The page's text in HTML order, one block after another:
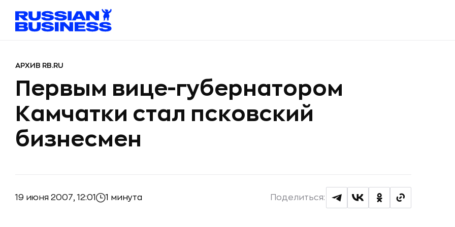
АРХИВ RB.RU
Первым вице-губернатором
Камчатки стал псковский
бизнесмен
19 июня 2007, 12:01 1 минута Поделиться: